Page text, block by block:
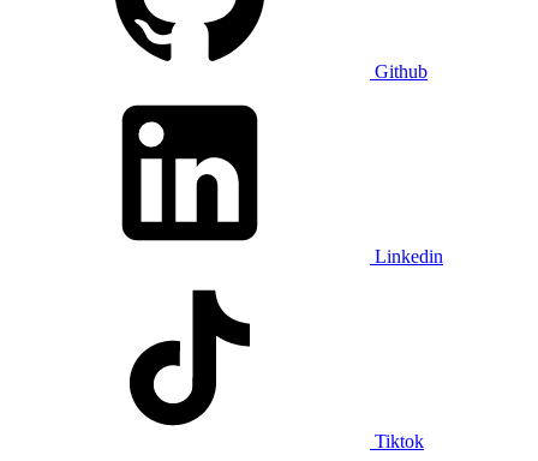
Github
Linkedin
Tiktok